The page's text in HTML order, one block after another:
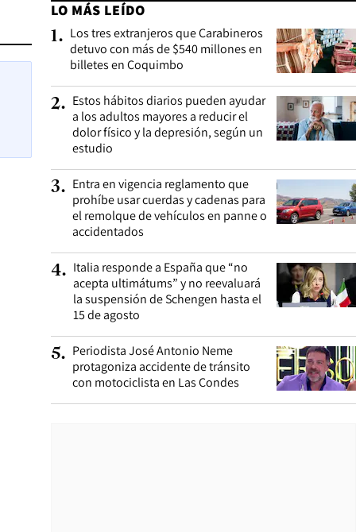
LO MÁS LEÍDO
1. Los tres extranjeros que Carabineros
detuvo con más de $540 millones en
billetes en Coquimbo
2. Estos hábitos diarios pueden ayudar
a los adultos mayores a reducir el
dolor físico y la depresión, según un
estudio
3. Entra en vigencia reglamento que
prohíbe usar cuerdas y cadenas para
el remolque de vehículos en panne o
accidentados
4. Italia responde a España que “no
acepta ultimátums” y no reevaluará
la suspensión de Schengen hasta el
15 de agosto
5. Periodista José Antonio Neme
protagoniza accidente de tránsito
con motociclista en Las Condes